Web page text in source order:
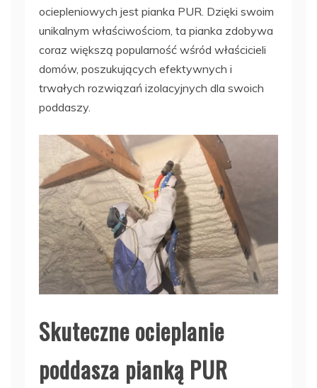
ociepleniowych jest pianka PUR. Dzięki swoim
unikalnym właściwościom, ta pianka zdobywa
coraz większą popularność wśród właścicieli
domów, poszukujących efektywnych i
trwałych rozwiązań izolacyjnych dla swoich
poddaszy.
Skuteczne ocieplanie
poddasza pianką PUR